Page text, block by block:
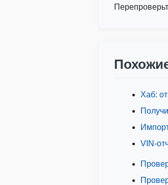
Autocheck
Хаб:
VIN-